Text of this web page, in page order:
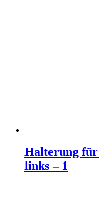
Halterung für
links – 1